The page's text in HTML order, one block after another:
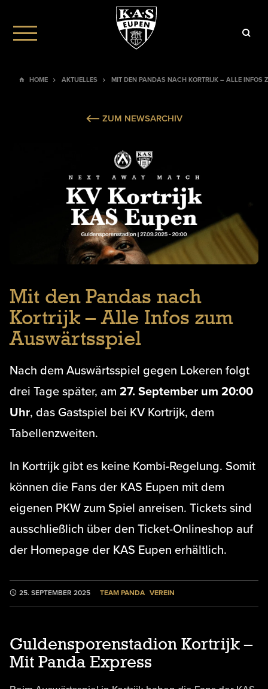
HOME AKTUELLES MIT DEN PANDAS NACH KORTRIJK – ALLE INFOS
ZUM NEWSARCHIV
Mit den Pandas nach
Kortrijk – Alle Infos zum
Auswärtsspiel
Nach dem Auswärtsspiel gegen Lokeren folgt
drei Tage später, am 27. September um 20:00
Uhr, das Gastspiel bei KV Kortrijk, dem
Tabellenzweiten.
In Kortrijk gibt es keine Kombi-Regelung. Somit
können die Fans der KAS Eupen mit dem
eigenen PKW zum Spiel anreisen. Tickets sind
ausschließlich über den Ticket-Onlineshop auf
der Homepage der KAS Eupen erhältlich.
25. SEPTEMBER 2025 TEAM PANDA VEREIN
Guldensporenstadion Kortrijk –
Mit Panda Express